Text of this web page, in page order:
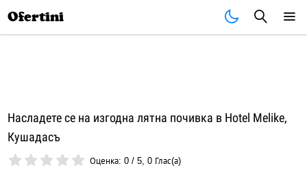
Ofertini
Насладете се на изгодна лятна почивка в Hotel Melike,
Кушадасъ
Оценка:0 /5,0 Глас(а)